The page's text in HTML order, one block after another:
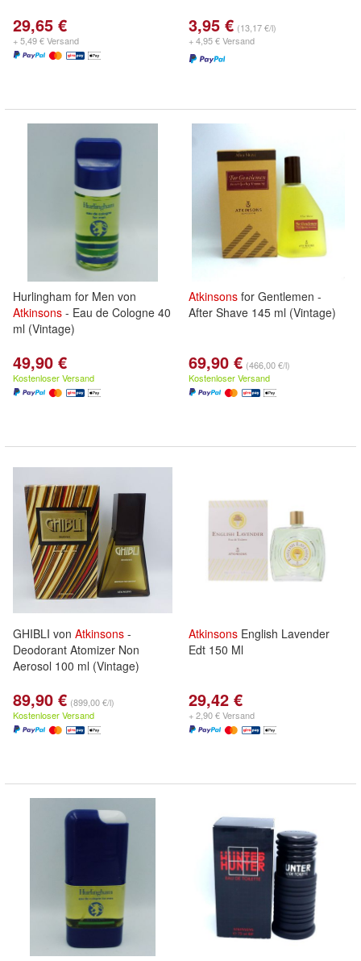
29,65 €
+ 5,49 € Versand
3,95 € (13,17 €/l)
+ 4,95 € Versand
Hurlingham for Men von
Atkinsons - Eau de Cologne 40
ml (Vintage)
49,90 €
Kostenloser Versand
Atkinsons for Gentlemen -
After Shave 145 ml (Vintage)
69,90 € (466,00 €/l)
Kostenloser Versand
GHIBLI von Atkinsons -
Deodorant Atomizer Non
Aerosol 100 ml (Vintage)
89,90 € (899,00 €/l)
Kostenloser Versand
Atkinsons English Lavender
Edt 150 Ml
29,42 €
+ 2,90 € Versand